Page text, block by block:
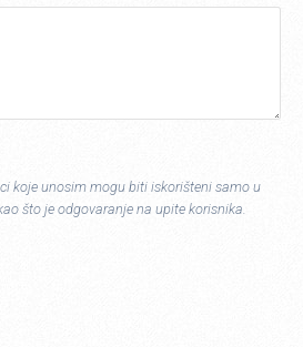
koje unosim mogu biti iskorišteni samo u
što je odgovaranje na upite korisnika.